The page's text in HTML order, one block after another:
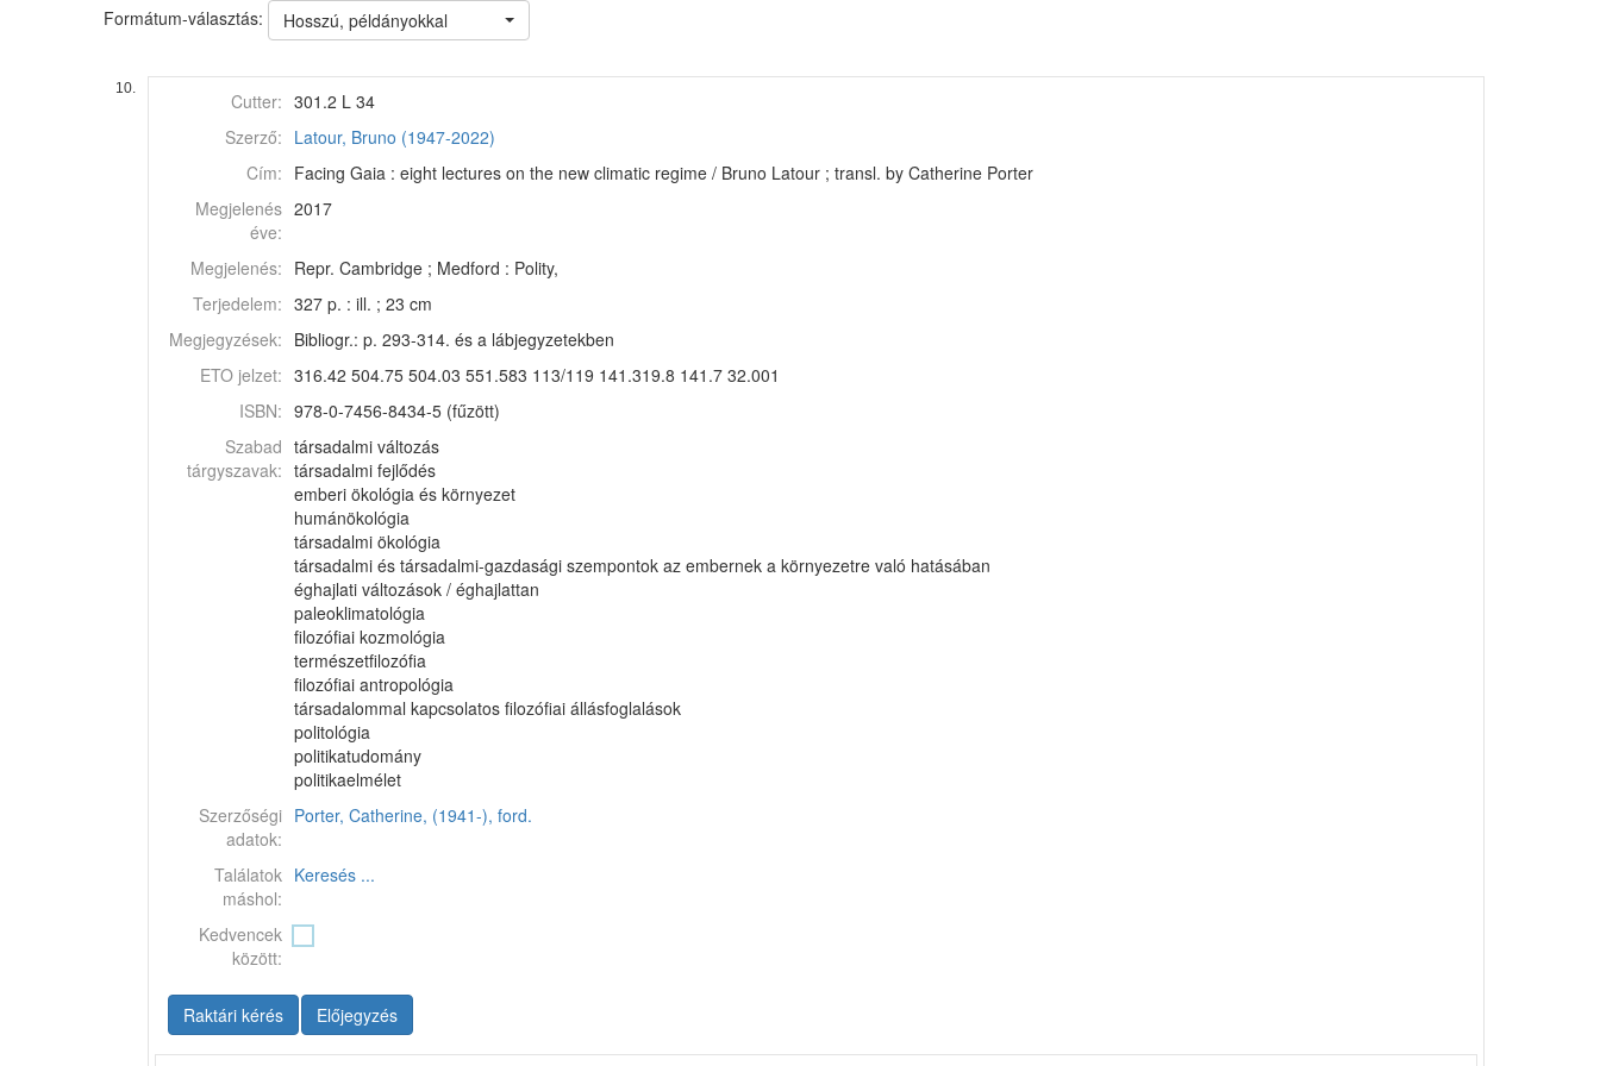
Formátum-választás: Hosszú, példányokkal
10.
Cutter: 301.2 L 34
Szerző: Latour, Bruno (1947-2022)
Cím: Facing Gaia : eight lectures on the new climatic regime / Bruno Latour ; transl. by Catherine Porter
Megjelenés
éve:
2017
Megjelenés: Repr. Cambridge ; Medford : Polity,
Terjedelem: 327 p. : ill. ; 23 cm
Megjegyzések: Bibliogr.: p. 293-314. és a lábjegyzetekben
ETO jelzet: 316.42 504.75 504.03 551.583 113/119 141.319.8 141.7 32.001
ISBN: 978-0-7456-8434-5 (fűzött)
Szabad
tárgyszavak:
társadalmi változás
társadalmi fejlődés
emberi ökológia és környezet
humánökológia
társadalmi ökológia
társadalmi és társadalmi-gazdasági szempontok az embernek a környezetre való hatásában
éghajlati változások / éghajlattan
paleoklimatológia
filozófiai kozmológia
természetfilozófia
filozófiai antropológia
társadalommal kapcsolatos filozófiai állásfoglalások
politológia
politikatudomány
politikaelmélet
Szerzőségi
adatok:
Porter, Catherine, (1941-), ford.
Találatok
máshol:
Keresés ...
Kedvencek
között:
Raktári kérés Előjegyzés